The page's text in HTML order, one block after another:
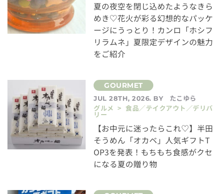
夏の夜空を閉じ込めたようなきら
めき♡花火が彩る幻想的なパッケ
ージにうっとり！カンロ「ホシフ
リラムネ」夏限定デザインの魅力
をご紹介
JUL 28TH, 2026. BY
たこゆら
グルメ > 食品／テイクアウト／デリバ
リー
【お中元に迷ったらこれ♡】半田
そうめん「オカベ」人気ギフトT
OP3を発表！もちもち食感がクセ
になる夏の贈り物